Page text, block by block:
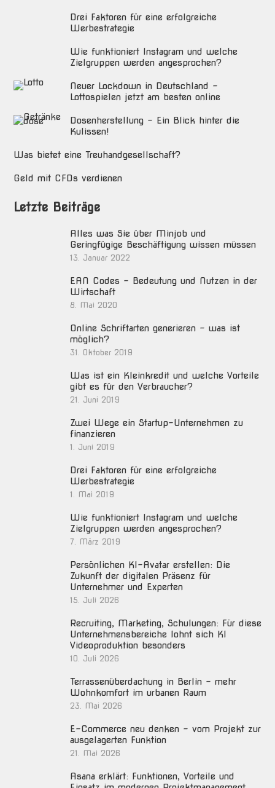
Drei Faktoren für eine erfolgreiche
Werbestrategie
Wie funktioniert Instagram und welche
Zielgruppen werden angesprochen?
Neuer Lockdown in Deutschland –
Lottospielen jetzt am besten online
Dosenherstellung – Ein Blick hinter die
Kulissen!
Was bietet eine Treuhandgesellschaft?
Geld mit CFDs verdienen
Letzte Beiträge
Alles was Sie über Minjob und
Geringfügige Beschäftigung wissen müssen
13. Januar 2022
EAN Codes – Bedeutung und Nutzen in der
Wirtschaft
8. Mai 2020
Online Schriftarten generieren – was ist
möglich?
31. Oktober 2019
Was ist ein Kleinkredit und welche Vorteile
gibt es für den Verbraucher?
21. Juni 2019
Zwei Wege ein Startup-Unternehmen zu
finanzieren
1. Juni 2019
Drei Faktoren für eine erfolgreiche
Werbestrategie
1. Mai 2019
Wie funktioniert Instagram und welche
Zielgruppen werden angesprochen?
7. März 2019
Persönlichen KI-Avatar erstellen: Die
Zukunft der digitalen Präsenz für
Unternehmer und Experten
15. Juli 2026
Recruiting, Marketing, Schulungen: Für diese
Unternehmensbereiche lohnt sich KI
Videoproduktion besonders
10. Juli 2026
Terrassenüberdachung in Berlin – mehr
Wohnkomfort im urbanen Raum
23. Mai 2026
E-Commerce neu denken – vom Projekt zur
ausgelagerten Funktion
21. Mai 2026
Asana erklärt: Funktionen, Vorteile und